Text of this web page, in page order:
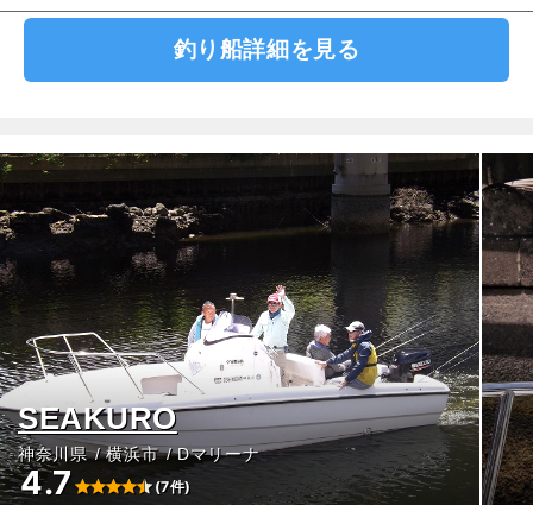
釣り船詳細を見る
SEAKURO
神奈川県 横浜市 Dマリーナ
4.7 (7件)